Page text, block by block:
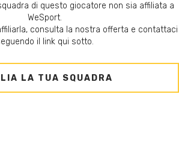
di questo giocatore non sia affiliata a
WeSport.
consulta la nostra offerta e contattaci
il link qui sotto.
LA TUA SQUADRA